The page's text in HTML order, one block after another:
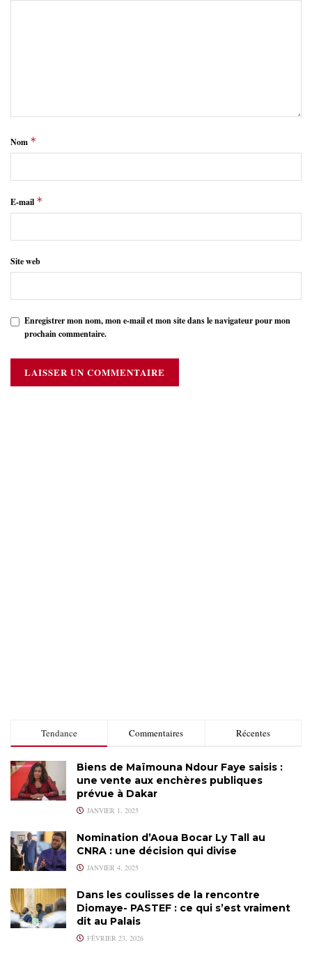
Nom *
E-mail *
Site web
Enregistrer mon nom, mon e-mail et mon site dans le navigateur pour mon
prochain commentaire.
Tendance Commentaires Récentes
Biens de Maïmouna Ndour Faye saisis :
une vente aux enchères publiques
prévue à Dakar
JANVIER 1, 2025
Nomination d’Aoua Bocar Ly Tall au
CNRA : une décision qui divise
JANVIER 4, 2025
Dans les coulisses de la rencontre
Diomaye- PASTEF : ce qui s’est vraiment
dit au Palais
FÉVRIER 23, 2026